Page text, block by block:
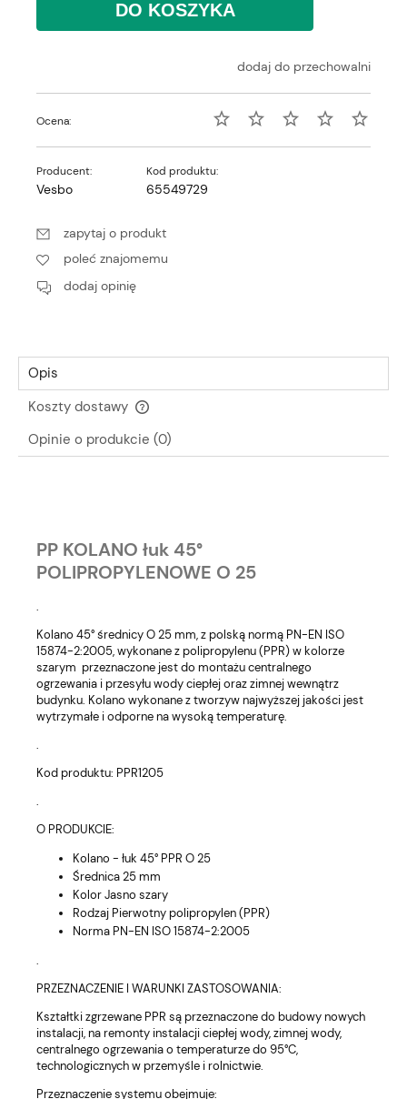
DO KOSZYKA
dodaj do przechowalni
Ocena:
Producent:
Vesbo
Kod produktu:
65549729
zapytaj o produkt
poleć znajomemu
dodaj opinię
Opis
Koszty dostawy
Cena nie zawiera ewentualnych kosztów płatności
Opinie o produkcie (0)
PP KOLANO łuk 45°
POLIPROPYLENOWE O 25
.
Kolano 45° średnicy O 25 mm, z polską normą PN-EN ISO
15874-2:2005, wykonane z polipropylenu (PPR) w kolorze
szarym przeznaczone jest do montażu centralnego
ogrzewania i przesyłu wody ciepłej oraz zimnej wewnątrz
budynku. Kolano wykonane z tworzyw najwyższej jakości jest
wytrzymałe i odporne na wysoką temperaturę.
.
Kod produktu: PPR1205
.
O PRODUKCIE:
Kolano - łuk 45° PPR O 25
Średnica 25 mm
Kolor Jasno szary
Rodzaj Pierwotny polipropylen (PPR)
Norma PN-EN ISO 15874-2:2005
.
PRZEZNACZENIE I WARUNKI ZASTOSOWANIA:
Kształtki zgrzewane PPR są przeznaczone do budowy nowych
instalacji, na remonty instalacji ciepłej wody, zimnej wody,
centralnego ogrzewania o temperaturze do 95°C,
technologicznych w przemyśle i rolnictwie.
Przeznaczenie systemu obejmuje: